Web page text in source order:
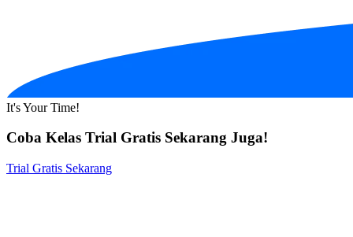
It's Your Time!
Coba Kelas Trial Gratis Sekarang Juga!
Trial Gratis Sekarang